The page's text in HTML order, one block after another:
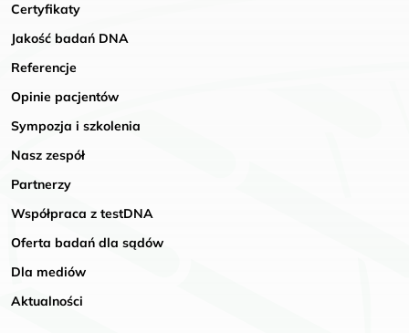
Certyfikaty
Jakość badań DNA
Referencje
Opinie pacjentów
Sympozja i szkolenia
Nasz zespół
Partnerzy
Współpraca z testDNA
Oferta badań dla sądów
Dla mediów
Aktualności